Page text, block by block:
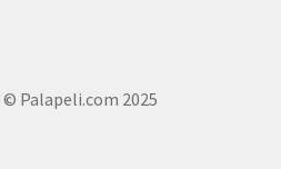
© Palapeli.com 2025